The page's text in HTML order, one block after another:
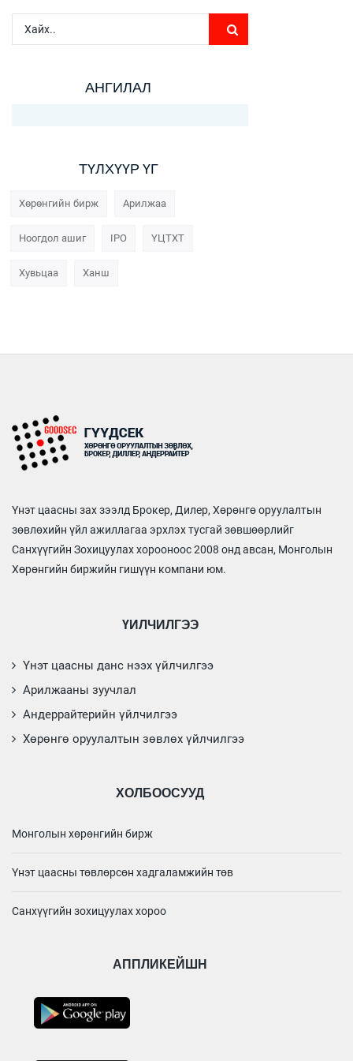
АНГИЛАЛ
ТҮЛХҮҮР ҮГ
Хөрөнгийн бирж Арилжаа
Ноогдол ашиг IPO ҮЦТХТ
Хувьцаа Ханш
Үнэт цаасны зах зээлд Брокер, Дилер, Хөрөнгө оруулалтын
зөвлөхийн үйл ажиллагаа эрхлэх тусгай зөвшөөрлийг
Санхүүгийн Зохицуулах хорооноос 2008 онд авсан, Монголын
Хөрөнгийн биржийн гишүүн компани юм.
ҮЙЛЧИЛГЭЭ
Үнэт цаасны данс нээх үйлчилгээ
Арилжааны зуучлал
Андеррайтерийн үйлчилгээ
Хөрөнгө оруулалтын зөвлөх үйлчилгээ
ХОЛБООСУУД
Монголын хөрөнгийн бирж
Үнэт цаасны төвлөрсөн хадгаламжийн төв
Санхүүгийн зохицуулах хороо
АППЛИКЕЙШН